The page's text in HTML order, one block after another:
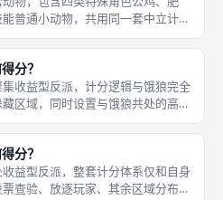
普通小动物，共用同一套中立计分
票、查验操作流程，不会调整计分
本局投票阶段是否成功查验出饿
分？
集收益型反派，计分逻辑与饿狼完全
区域，同时设置与饿狼共处的高额
放逐对手的追加分数，本局所有分
区两大条件决定，想要拿高分必须
分？
益型反派，整套计分体系仅和自身
查验、放逐玩家、其余区域分布无